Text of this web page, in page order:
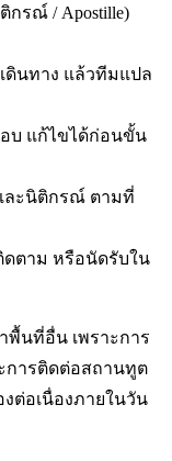
กรณ์ / Apostille)
ดินทาง แล้วทีมแปล
บ แก้ไขได้ก่อนขั้น
ละนิติกรณ์ ตามที่
ดตาม หรือนัดรับใน
พื้นที่อื่น เพราะการ
ารติดต่อสถานทูต
งต่อเนื่องภายในวัน